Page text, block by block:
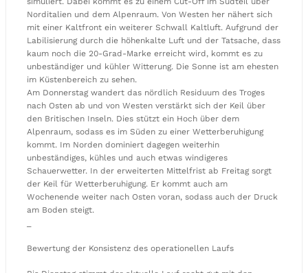
Norditalien und dem Alpenraum. Von Westen her nähert sich
mit einer Kaltfront ein weiterer Schwall Kaltluft. Aufgrund der
Labilisierung durch die höhenkalte Luft und der Tatsache, dass
kaum noch die 20-Grad-Marke erreicht wird, kommt es zu
unbeständiger und kühler Witterung. Die Sonne ist am ehesten
im Küstenbereich zu sehen.
Am Donnerstag wandert das nördlich Residuum des Troges
nach Osten ab und von Westen verstärkt sich der Keil über
den Britischen Inseln. Dies stützt ein Hoch über dem
Alpenraum, sodass es im Süden zu einer Wetterberuhigung
kommt. Im Norden dominiert dagegen weiterhin
unbeständiges, kühles und auch etwas windigeres
Schauerwetter. In der erweiterten Mittelfrist ab Freitag sorgt
der Keil für Wetterberuhigung. Er kommt auch am
Wochenende weiter nach Osten voran, sodass auch der Druck
am Boden steigt.
Bewertung der Konsistenz des operationellen Laufs